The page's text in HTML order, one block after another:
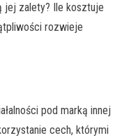
jej zalety? Ile kosztuje
rozwieje
pod marką innej
cech, którymi